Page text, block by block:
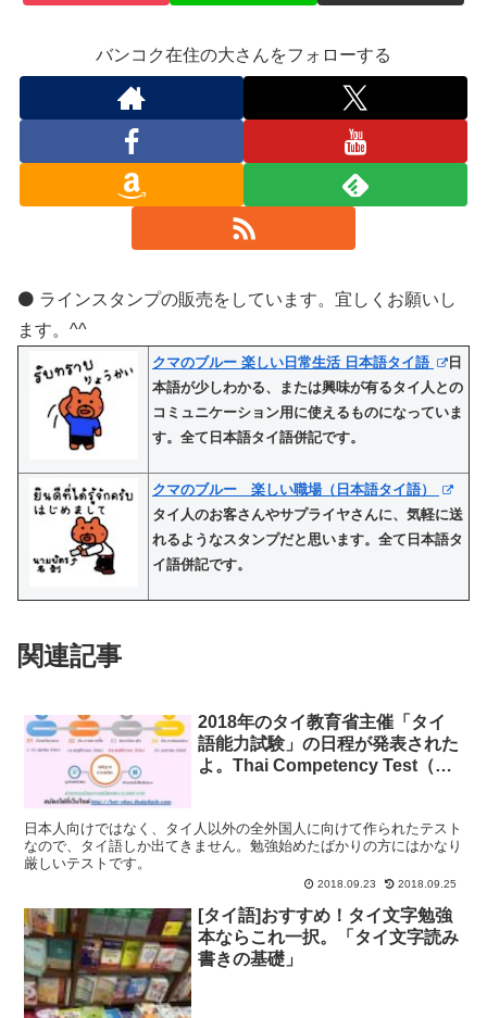
バンコク在住の大さんをフォローする
⚫️ ラインスタンプの販売をしています。宜しくお願いし
ます。^^
クマのブルー 楽しい日常生活 日本語タイ語
日
本語が少しわかる、または興味が有るタイ人との
コミュニケーション用に使えるものになっていま
す。全て日本語タイ語併記です。
クマのブルー 楽しい職場（日本語タイ語）
タイ人のお客さんやサプライヤさんに、気軽に送
れるようなスタンプだと思います。全て日本語タ
イ語併記です。
関連記事
2018年のタイ教育省主催「タイ
語能力試験」の日程が発表された
よ。Thai Competency Test（旧
日本人向けではなく、タイ人以外の全外国人に向けて作られたテスト
なので、タイ語しか出てきません。勉強始めたばかりの方にはかなり
厳しいテストです。
2018.09.23 2018.09.25
[タイ語]おすすめ！タイ文字勉強
本ならこれ一択。「タイ文字読み
書きの基礎」